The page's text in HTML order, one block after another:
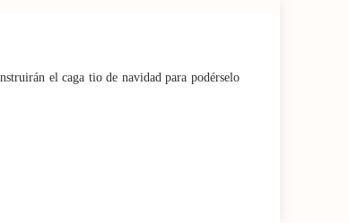
el caga tio de navidad para podérselo